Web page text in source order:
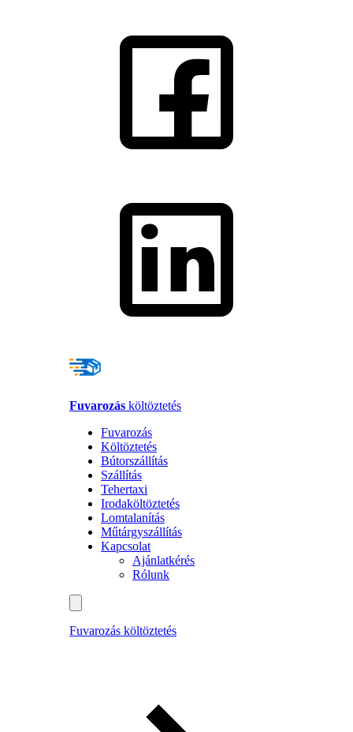
Fuvarozás költöztetés
Fuvarozás
Költöztetés
Bútorszállítás
Szállítás
Tehertaxi
Irodaköltöztetés
Lomtalanítás
Műtárgyszállítás
Kapcsolat
Ajánlatkérés
Rólunk
Fuvarozás költöztetés